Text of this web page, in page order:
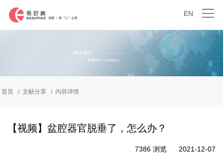
EN
首页 文献分享 内容详情
【视频】盆腔器官脱垂了，怎么办？
7386 浏览 2021-12-07